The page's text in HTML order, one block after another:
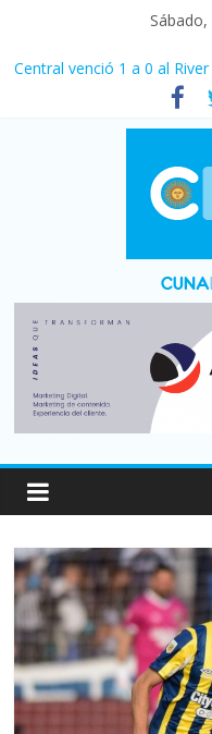
Fuerte caída de la venta
interanual
Central venció 1 a 0 al
La morosidad alcanzó su
afecta a 400 mil deudores
Desde que asumió Milei
denuncia crisis como en 2001
Vacaciones de invierno
turístico: 4,6 millones de